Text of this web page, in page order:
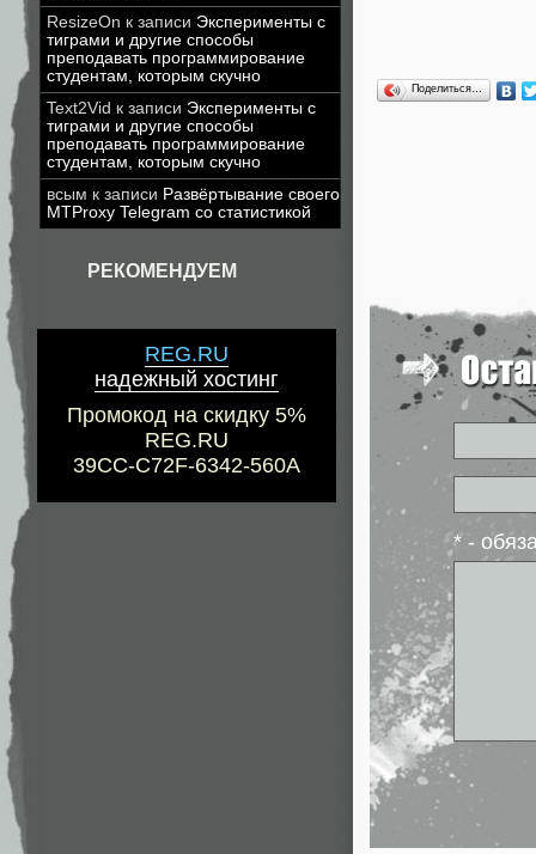
ResizeOn к записи Эксперименты с
тиграми и другие способы
преподавать программирование
студентам, которым скучно
Text2Vid к записи Эксперименты с
тиграми и другие способы
преподавать программирование
студентам, которым скучно
всым к записи Развёртывание своего
MTProxy Telegram со статистикой
РЕКОМЕНДУЕМ
REG.RU
надежный хостинг
Промокод на скидку 5%
REG.RU
39CC-C72F-6342-560A
Поделиться…
* -